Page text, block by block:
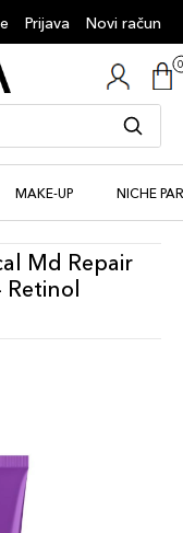
Prijava Novi račun
MAKE-UP NICHE
Md Repair